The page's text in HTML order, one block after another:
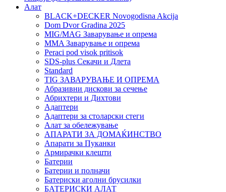
Алат
BLACK+DECKER Novogodisna Akcija
Dom Dvor Gradina 2025
MIG/MAG Заварување и опрема
MMA Заварување и опрема
Peraci pod visok pritisok
SDS-plus Секачи и Длета
Standard
TIG ЗАВАРУВАЊЕ И ОПРЕМА
Абразивни дискови за сечење
Абрихтери и Дихтови
Адаптери
Адаптери за столарски стеги
Алат за обележување
АПАРАТИ ЗА ДОМАЌИНСТВО
Апарати за Пуканки
Армирачки клешти
Батерии
Батерии и полначи
Батериски аголни брусилки
БАТЕРИСКИ АЛАТ